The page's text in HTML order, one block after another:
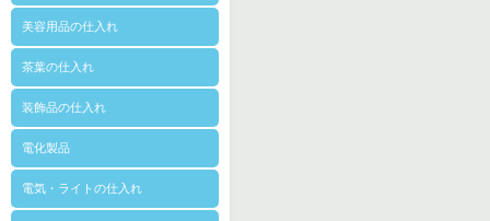
美容用品の仕入れ
茶葉の仕入れ
装飾品の仕入れ
電化製品
電気・ライトの仕入れ